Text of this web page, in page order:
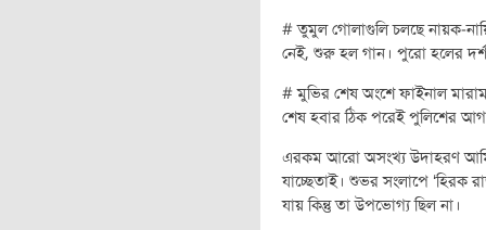
# তুমুল গোলাগুলি চলছে নায়ক-
নেই, শুরু হল গান। পুরো হলের
# মুভির শেষ অংশে ফাইনাল
শেষ হবার ঠিক পরেই পুলিশের
এরকম আরো অসংখ্য উদাহরণ আমি
যাচ্ছেতাই। শুভর সংলাপে ‘হিরক
যায় কিন্তু তা উপভোগ্য ছিল না।